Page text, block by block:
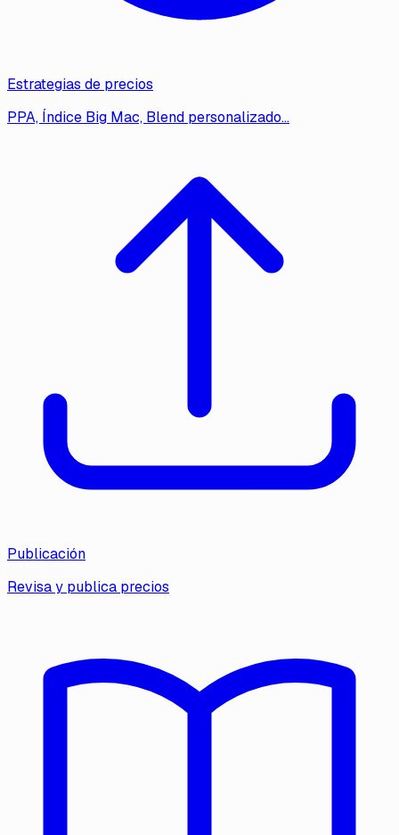
Estrategias de precios
PPA, Índice Big Mac, Blend personalizado…
Publicación
Revisa y publica precios